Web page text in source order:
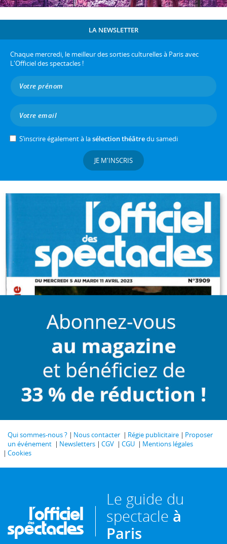
LA NEWSLETTER
Chaque mercredi, le meilleur des sorties culturelles à Paris avec
L'Officiel des spectacles !
S’inscrire également à lasélection théâtredu samedi
JE M'INSCRIS
Qui sommes-nous ? Nous contacter Régie publicitaire
Proposer
un événement
Newsletters CGV CGU
Mentions légales
Cookies
Le guide du
spectacle à
Paris